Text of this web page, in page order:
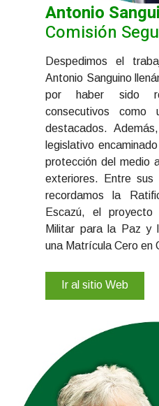
Antonio
Comisión
Despedimos el
Antonio Sanguino
por haber sido
consecutivos como
destacados.
legislativo
protección del medio
exteriores. Entre sus
recordamos la
Escazú, el
Militar para la Paz y
una Matrícula Cero en
Ir al sitio Web